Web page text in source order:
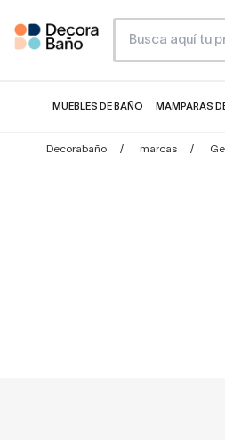
MUEBLES DE BAÑO MAMPARAS
Decorabaño marcas